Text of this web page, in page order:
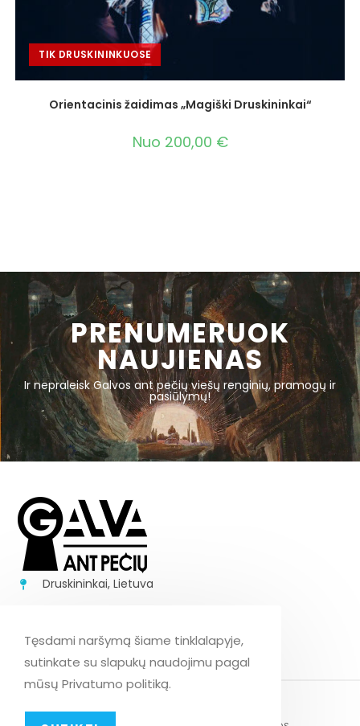
TIK DRUSKININKUOSE
Orientacinis žaidimas „Magiški Druskininkai“
Nuo 200,00 €
PRENUMERUOK
NAUJIENAS
Ir nepraleisk Galvos ant pečių viešų renginių, pramogų ir
pasiūlymų!
Druskininkai, Lietuva
info@galvaantpeciu.lt
Tęsdami naršymą šiame tinklalapyje,
sutinkate su slapukų naudojimu pagal
mūsų Privatumo politiką.